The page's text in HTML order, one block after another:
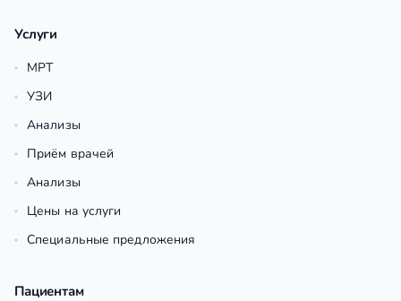
Услуги
МРТ
УЗИ
Анализы
Приём врачей
Анализы
Цены на услуги
Специальные предложения
Пациентам